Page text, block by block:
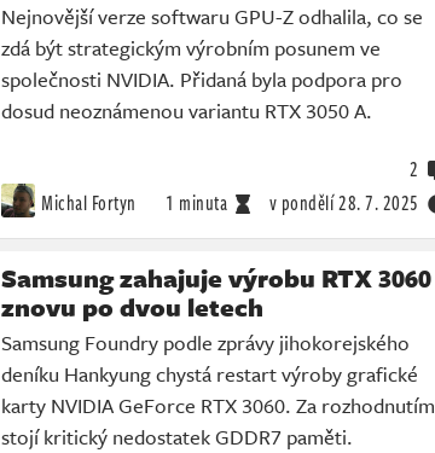
Nejnovější verze softwaru GPU-Z odhalila, co se
zdá být strategickým výrobním posunem ve
společnosti NVIDIA. Přidaná byla podpora pro
dosud neoznámenou variantu RTX 3050 A.
Michal Fortyn 1 minuta v pondělí28. 7. 2025
2
Samsung zahajuje výrobu RTX 3060
znovu po dvou letech
Samsung Foundry podle zprávy jihokorejského
deníku Hankyung chystá restart výroby grafické
karty NVIDIA GeForce RTX 3060. Za rozhodnutím
stojí kritický nedostatek GDDR7 paměti.